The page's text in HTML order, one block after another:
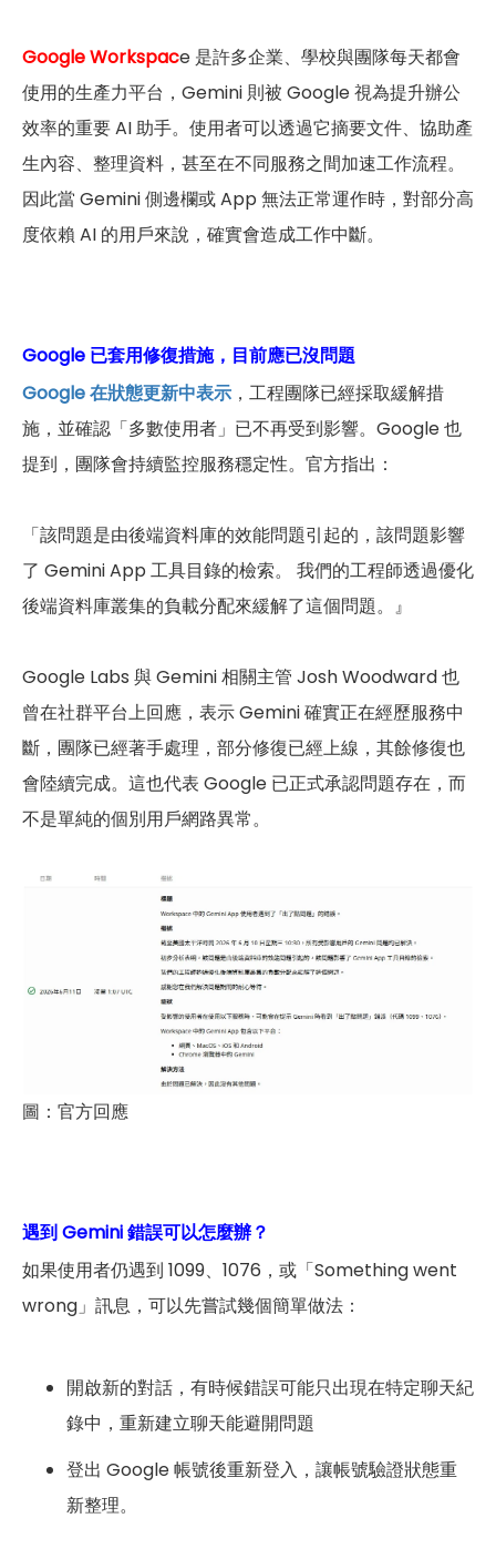
Google Workspace 是許多企業、學校與團隊每天都會
使用的生產力平台，Gemini 則被 Google 視為提升辦公
效率的重要 AI 助手。使用者可以透過它摘要文件、協助產
生內容、整理資料，甚至在不同服務之間加速工作流程。
因此當 Gemini 側邊欄或 App 無法正常運作時，對部分高
度依賴 AI 的用戶來說，確實會造成工作中斷。
Google 已套用修復措施，目前應已沒問題
Google 在狀態更新中表示 ，工程團隊已經採取緩解措
施，並確認「多數使用者」已不再受到影響。Google 也
提到，團隊會持續監控服務穩定性。官方指出：
「該問題是由後端資料庫的效能問題引起的，該問題影響
了 Gemini App 工具目錄的檢索。 我們的工程師透過優化
後端資料庫叢集的負載分配來緩解了這個問題。』
Google Labs 與 Gemini 相關主管 Josh Woodward 也
曾在社群平台上回應，表示 Gemini 確實正在經歷服務中
斷，團隊已經著手處理，部分修復已經上線，其餘修復也
會陸續完成。這也代表 Google 已正式承認問題存在，而
不是單純的個別用戶網路異常。
圖：官方回應
遇到 Gemini 錯誤可以怎麼辦？
如果使用者仍遇到 1099、1076，或「Something went
wrong」訊息，可以先嘗試幾個簡單做法：
開啟新的對話，有時候錯誤可能只出現在特定聊天紀
錄中，重新建立聊天能避開問題
登出 Google 帳號後重新登入，讓帳號驗證狀態重
新整理。